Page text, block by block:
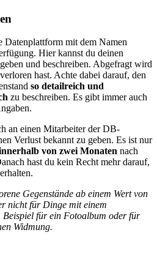
Datenplattform mit dem Namen
Hier kannst du deinen
und beschreiben. Abgefragt wird
verloren hast. Achte dabei darauf, den
so detailreich und
zu beschreiben. Es gibt immer auch
an einen Mitarbeiter der DB-
Verlust bekannt zu geben. Es ist nur
von zwei Monaten nach
hast du kein Recht mehr darauf,
Gegenstände ab einem Wert von
nicht für Dinge mit einem
Beispiel für ein Fotoalbum oder für
Widmung.